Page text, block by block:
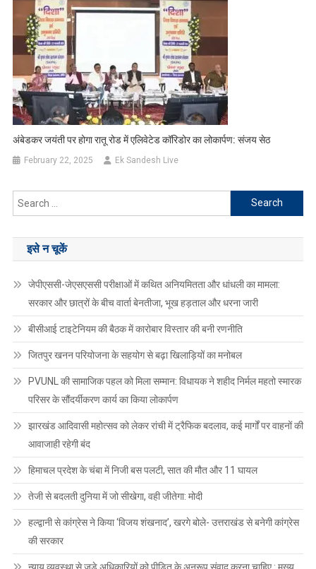
अंबेडकर जयंती पर होगा रातू रोड में एलिवेटेड कॉरिडोर का लोकार्पण: संजय सेठ
February 22, 2025 Ek Sandesh Live
Search
for:
इसे न चूकें
जेपीएससी-जेएसएससी परीक्षाओं में कथित अनियमितता और धांधली का मामला:
सरकार और छात्रों के बीच वार्ता बेनतीजा, भूख हड़ताल और धरना जारी
बीसीआई टाइटेनियम की बैठक में कारोबार विस्तार की बनी रणनीति
जितपुर खनन परियोजना के सहयोग से बढ़ा खिलाड़ियों का मनोबल
PVUNL की सामाजिक पहल को मिला सम्मान: विधायक ने शहीद निर्मल महतो स्मारक
परिसर के सौंदर्यीकरण कार्य का किया लोकार्पण
झारखंड आदिवासी महोत्सव को लेकर रांची में ट्रैफिक बदलाव, कई मार्गों पर वाहनों की
आवाजाही रहेगी बंद
हिमाचल प्रदेश के चंबा में निजी बस पलटी, सात की मौत और 11 घायल
तेजी से बदलती दुनिया में जो सीखेगा, वही जीतेगा: मोदी
हल्द्वानी से कांग्रेस ने किया ‘विजय शंखनाद’, खरगे बोले- उत्तराखंड से बनेगी कांग्रेस
की सरकार
न्याय व्यवस्था से जुड़े अधिकारियों को पीड़ित के अनुरूप संवाद करना चाहिए : मुख्य